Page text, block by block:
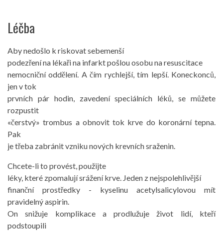
Léčba
Aby nedošlo k riskovat sebemenší
podezření na lékaři na infarkt pošlou osobu na resuscitace
nemocniční oddělení. A čím rychlejší, tím lepší. Koneckonců,
jen v tok
prvních pár hodin, zavedení speciálních léků, se můžete
rozpustit
«čerstvý» trombus a obnovit tok krve do koronární tepna.
Pak
je třeba zabránit vzniku nových krevních sraženin.
Chcete-li to provést, použijte
léky, které zpomalují srážení krve. Jeden z nejspolehlivější
finanční prostředky - kyselinu acetylsalicylovou mít
pravidelný aspirin.
On snižuje komplikace a prodlužuje život lidí, kteří
podstoupili